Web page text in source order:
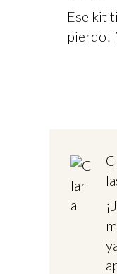
Ese kit
pierdo!